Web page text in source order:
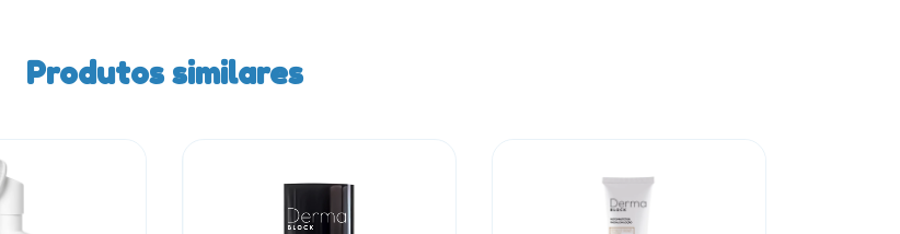
Produtos similares